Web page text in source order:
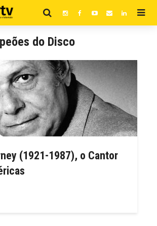
do Disco
(1921-1987), o Cantor